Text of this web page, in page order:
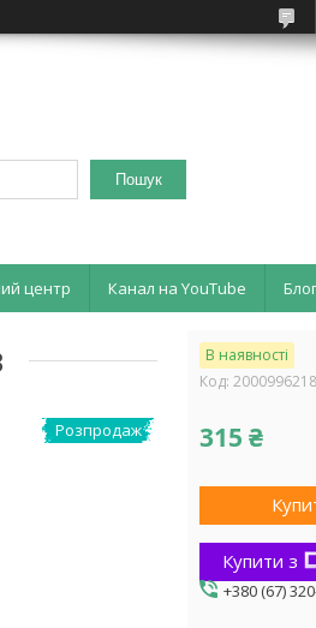
Пошук
центр Канал на YouTube
Розпродаж
В наявності
Код:
315 ₴
Купити з
+380 (67)